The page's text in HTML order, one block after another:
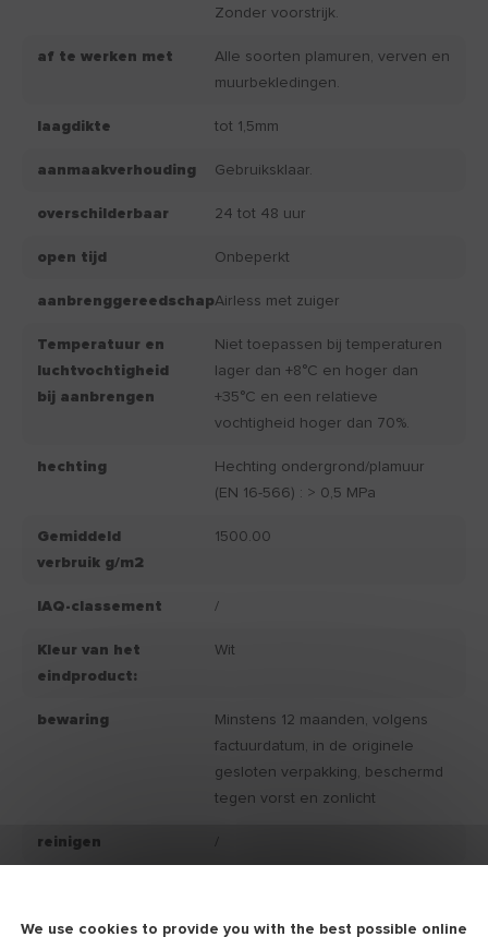
Zonder voorstrijk.
af te werken met
Alle soorten plamuren, verven en
muurbekledingen.
laagdikte tot 1,5mm
aanmaakverhouding Gebruiksklaar.
overschilderbaar 24 tot 48 uur
open tijd Onbeperkt
aanbrenggereedschapAirless met zuiger
Temperatuur en
luchtvochtigheid
bij aanbrengen
Niet toepassen bij temperaturen
lager dan +8°C en hoger dan
+35°C en een relatieve
vochtigheid hoger dan 70%.
hechting
Hechting ondergrond/plamuur
(EN 16-566) : > 0,5 MPa
Gemiddeld
verbruik g/m2
1500.00
IAQ-classement /
Kleur van het
eindproduct:
Wit
bewaring
Minstens 12 maanden, volgens
factuurdatum, in de originele
gesloten verpakking, beschermd
tegen vorst en zonlicht
reinigen
We use cookies to provide you with the best possible online